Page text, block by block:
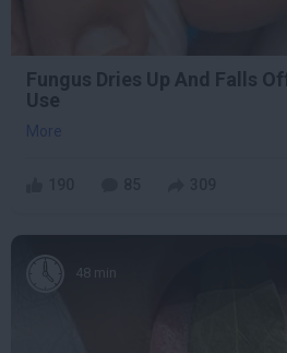
Fungus Dries Up And Falls
Use
More
48 min